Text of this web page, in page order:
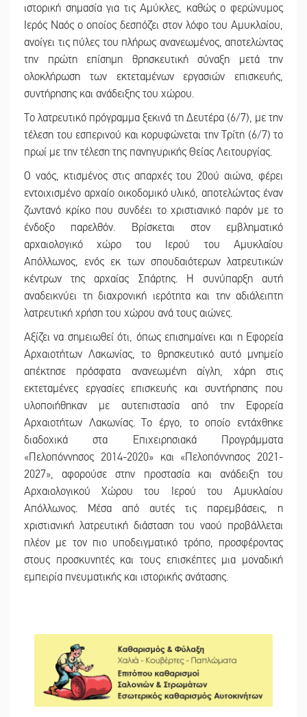
ιστορική σημασία για τις Αμύκλες, καθώς ο φερώνυμος
Ιερός Ναός ο οποίος δεσπόζει στον λόφο του Αμυκλαίου,
ανοίγει τις πύλες του πλήρως ανανεωμένος, αποτελώντας
την πρώτη επίσημη θρησκευτική σύναξη μετά την
ολοκλήρωση των εκτεταμένων εργασιών επισκευής,
συντήρησης και ανάδειξης του χώρου.
Το λατρευτικό πρόγραμμα ξεκινά τη Δευτέρα (6/7), με την
τέλεση του εσπερινού και κορυφώνεται την Τρίτη (6/7) το
πρωί με την τέλεση της πανηγυρικής Θείας Λειτουργίας.
Ο ναός, κτισμένος στις απαρχές του 20ού αιώνα, φέρει
εντοιχισμένο αρχαίο οικοδομικό υλικό, αποτελώντας έναν
ζωντανό κρίκο που συνδέει το χριστιανικό παρόν με το
ένδοξο παρελθόν. Βρίσκεται στον εμβληματικό
αρχαιολογικό χώρο του Ιερού του Αμυκλαίου
Απόλλωνος, ενός εκ των σπουδαιότερων λατρευτικών
κέντρων της αρχαίας Σπάρτης. Η συνύπαρξη αυτή
αναδεικνύει τη διαχρονική ιερότητα και την αδιάλειπτη
λατρευτική χρήση του χώρου ανά τους αιώνες.
Αξίζει να σημειωθεί ότι, όπως επισημαίνει και η Εφορεία
Αρχαιοτήτων Λακωνίας, το θρησκευτικό αυτό μνημείο
απέκτησε πρόσφατα ανανεωμένη αίγλη, χάρη στις
εκτεταμένες εργασίες επισκευής και συντήρησης που
υλοποιήθηκαν με αυτεπιστασία από την Εφορεία
Αρχαιοτήτων Λακωνίας. Το έργο, το οποίο εντάχθηκε
διαδοχικά στα Επιχειρησιακά Προγράμματα
«Πελοπόννησος 2014-2020» και «Πελοπόννησος 2021-
2027», αφορούσε στην προστασία και ανάδειξη του
Αρχαιολογικού Χώρου του Ιερού του Αμυκλαίου
Απόλλωνος. Μέσα από αυτές τις παρεμβάσεις, η
χριστιανική λατρευτική διάσταση του ναού προβάλλεται
πλέον με τον πιο υποδειγματικό τρόπο, προσφέροντας
στους προσκυνητές και τους επισκέπτες μια μοναδική
εμπειρία πνευματικής και ιστορικής ανάτασης.